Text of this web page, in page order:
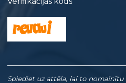
Spiediet uz attēla, lai to nomainītu